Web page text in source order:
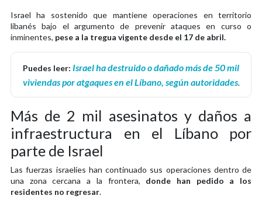
Israel ha sostenido que mantiene operaciones en territorio
libanés bajo el argumento de prevenir ataques en curso o
inminentes, pese a la tregua vigente desde el 17 de abril.
Puedes leer: Israel ha destruido o dañado más de 50 mil
viviendas por atgaques en el Líbano, según autoridades.
Más de 2 mil asesinatos y daños a
infraestructura en el Líbano por
parte de Israel
Las fuerzas israelíes han continuado sus operaciones dentro de
una zona cercana a la frontera, donde han pedido a los
residentes no regresar.